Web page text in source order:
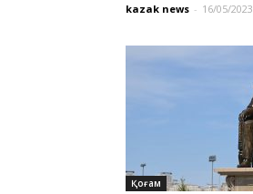
kazak news - 16/05/2023
Қоғам